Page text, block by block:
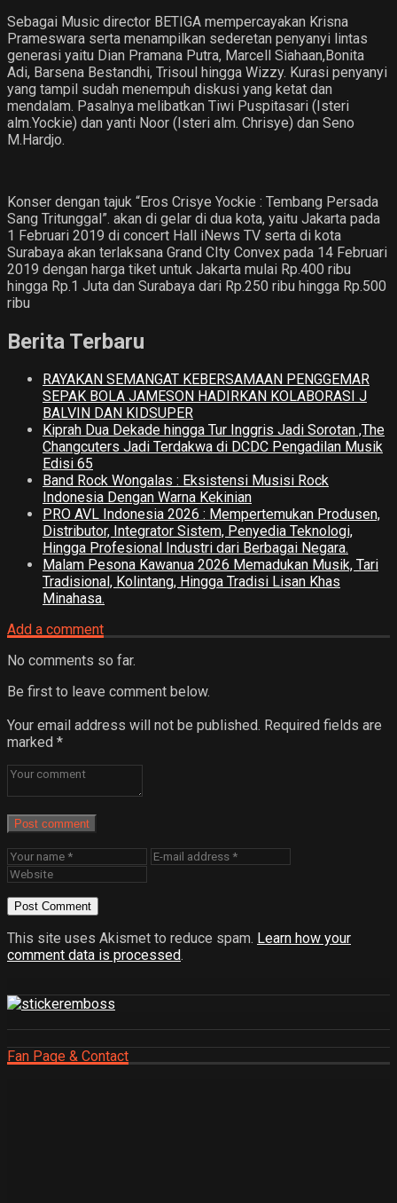
Sebagai Music director BETIGA mempercayakan Krisna
Prameswara serta menampilkan sederetan penyanyi lintas
generasi yaitu Dian Pramana Putra, Marcell Siahaan,Bonita
Adi, Barsena Bestandhi, Trisoul hingga Wizzy. Kurasi penyanyi
yang tampil sudah menempuh diskusi yang ketat dan
mendalam. Pasalnya melibatkan Tiwi Puspitasari (Isteri
alm.Yockie) dan yanti Noor (Isteri alm. Chrisye) dan Seno
M.Hardjo.
Konser dengan tajuk “Eros Crisye Yockie : Tembang Persada
Sang Tritunggal”. akan di gelar di dua kota, yaitu Jakarta pada
1 Februari 2019 di concert Hall iNews TV serta di kota
Surabaya akan terlaksana Grand CIty Convex pada 14 Februari
2019 dengan harga tiket untuk Jakarta mulai Rp.400 ribu
hingga Rp.1 Juta dan Surabaya dari Rp.250 ribu hingga Rp.500
ribu
Berita Terbaru
RAYAKAN SEMANGAT KEBERSAMAAN PENGGEMAR
SEPAK BOLA JAMESON HADIRKAN KOLABORASI J
BALVIN DAN KIDSUPER
Kiprah Dua Dekade hingga Tur Inggris Jadi Sorotan ,The
Changcuters Jadi Terdakwa di DCDC Pengadilan Musik
Edisi 65
Band Rock Wongalas : Eksistensi Musisi Rock
Indonesia Dengan Warna Kekinian
PRO AVL Indonesia 2026 : Mempertemukan Produsen,
Distributor, Integrator Sistem, Penyedia Teknologi,
Hingga Profesional Industri dari Berbagai Negara.
Malam Pesona Kawanua 2026 Memadukan Musik, Tari
Tradisional, Kolintang, Hingga Tradisi Lisan Khas
Minahasa.
Add a comment
No comments so far.
Be first to leave comment below.
Your email address will not be published. Required fields are
marked *
Post comment
This site uses Akismet to reduce spam. Learn how your
comment data is processed.
Fan Page & Contact